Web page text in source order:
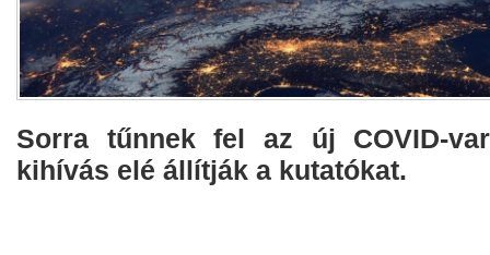
Sorra tűnnek fel az új COVID-
kihívás elé állítják a kutatókat.